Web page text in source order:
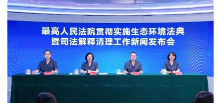
二季度中国清洁能源建设景气指数处于较景气区间
服贸会进入倒计时一个月 180余项创新成果将发布
非必要不乱花 医保个人账户里的钱如何用在刀刃上
"校园贷"换上"新马甲" 警惕暑假期间网络消费陷阱